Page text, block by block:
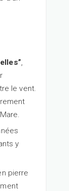
,
le vent.
y
pierre